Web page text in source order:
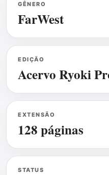
GÊNERO
FarWest
EDIÇÃO
Acervo Ryoki
EXTENSÃO
128 páginas
STATUS